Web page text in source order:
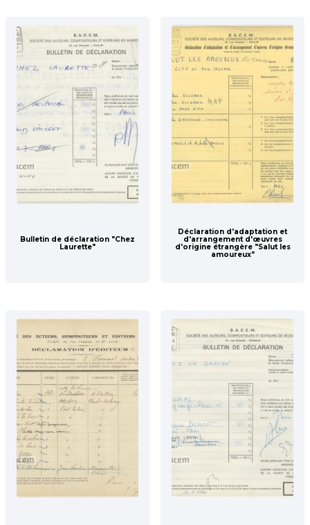
Bulletin de déclaration "Chez
Laurette"
Déclaration d'adaptation et
d'arrangement d'œuvres
d'origine étrangère "Salut les
amoureux"